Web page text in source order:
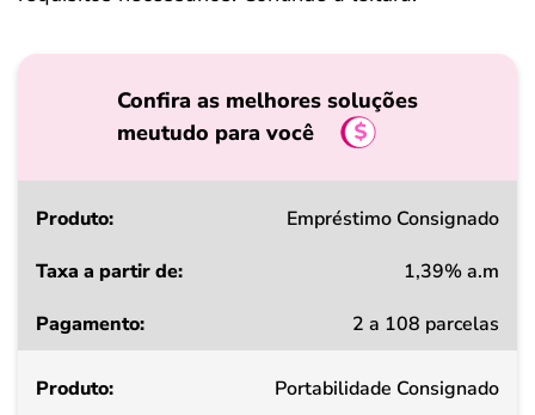
Confira as melhores soluções
meutudo para você
Produto
a
de
Empréstimo Consignado
1,39% a.m
2 a 108 parcelas
Portabilidade Consignado